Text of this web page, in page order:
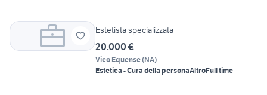
Estetista specializzata
20.000 €
Vico Equense(NA)
Estetica - Cura della personaAltroFull time